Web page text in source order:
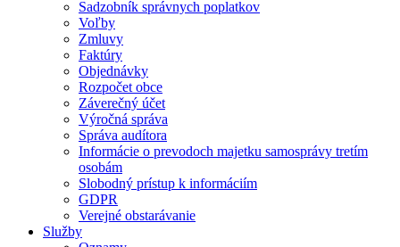
Sadzobník správnych poplatkov
Voľby
Zmluvy
Faktúry
Objednávky
Rozpočet obce
Záverečný účet
Výročná správa
Správa audítora
Informácie o prevodoch majetku samosprávy tretím
osobám
Slobodný prístup k informáciím
GDPR
Verejné obstarávanie
Služby